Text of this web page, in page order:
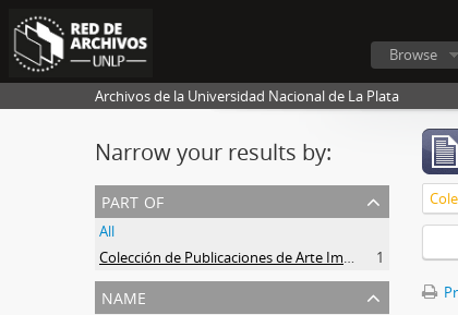
Browse
Archivos de la Universidad Nacional de La Plata
Narrow your results by:
part of
All
Colección de Publicaciones de Arte Impreso
1
name